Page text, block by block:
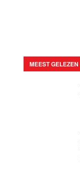
MEEST GELEZEN